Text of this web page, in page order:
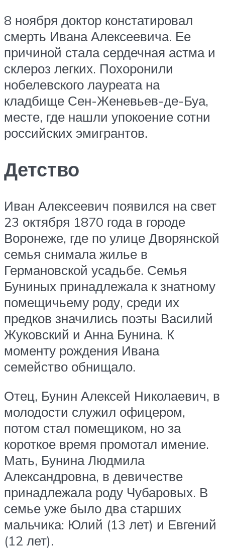
8 ноября доктор констатировал
смерть Ивана Алексеевича. Ее
причиной стала сердечная астма и
склероз легких. Похоронили
нобелевского лауреата на
кладбище Сен-Женевьев-де-Буа,
месте, где нашли упокоение сотни
российских эмигрантов.
Детство
Иван Алексеевич появился на свет
23 октября 1870 года в городе
Воронеже, где по улице Дворянской
семья снимала жилье в
Германовской усадьбе. Семья
Буниных принадлежала к знатному
помещичьему роду, среди их
предков значились поэты Василий
Жуковский и Анна Бунина. К
моменту рождения Ивана
семейство обнищало.
Отец, Бунин Алексей Николаевич, в
молодости служил офицером,
потом стал помещиком, но за
короткое время промотал имение.
Мать, Бунина Людмила
Александровна, в девичестве
принадлежала роду Чубаровых. В
семье уже было два старших
мальчика: Юлий (13 лет) и Евгений
(12 лет).